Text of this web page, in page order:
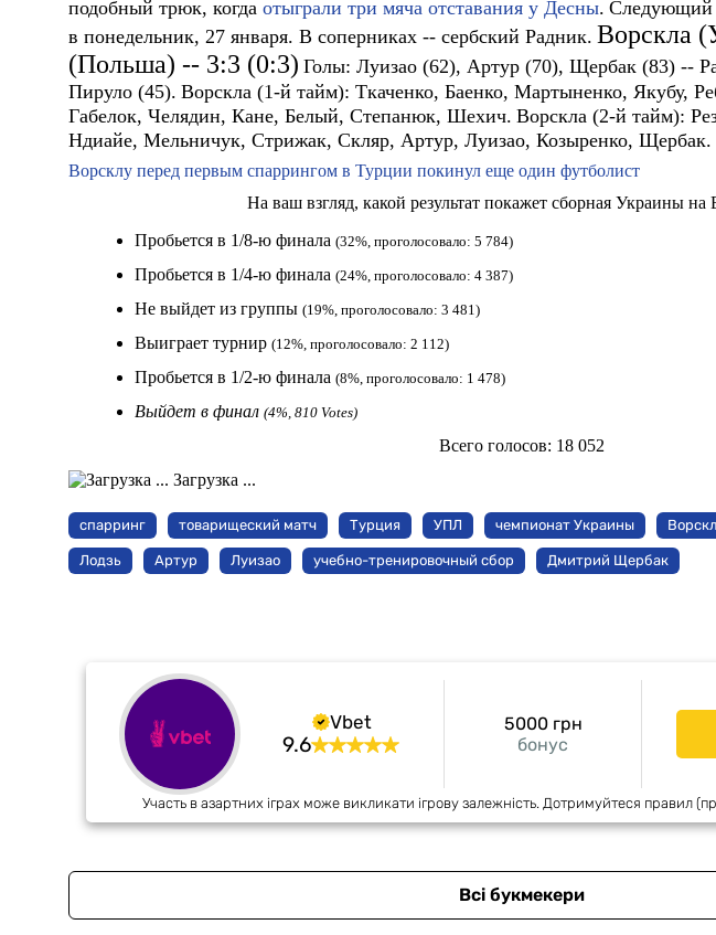
подобный трюк, когда отыграли три мяча отставания у Десны. Следующий
в понедельник, 27 января. В соперниках -- сербский Радник. Ворскла
(Польша) -- 3:3 (0:3) Голы: Луизао (62), Артур (70), Щербак (83) --
Пируло (45). Ворскла (1-й тайм): Ткаченко, Баенко, Мартыненко, Якубу,
Габелок, Челядин, Кане, Белый, Степанюк, Шехич. Ворскла (2-й тайм):
Ндиайе, Мельничук, Стрижак, Скляр, Артур, Луизао, Козыренко, Щербак.
Ворсклу перед первым спаррингом в Турции покинул еще один футболист
На ваш взгляд, какой результат покажет сборная Украины на
Пробьется в 1/8-ю финала (32%, проголосовало: 5 784)
Пробьется в 1/4-ю финала (24%, проголосовало: 4 387)
Не выйдет из группы (19%, проголосовало: 3 481)
Выиграет турнир (12%, проголосовало: 2 112)
Пробьется в 1/2-ю финала (8%, проголосовало: 1 478)
Выйдет в финал (4%, 810 Votes)
Всего голосов: 18 052
Загрузка ...
спарринг товарищеский матч Турция УПЛ чемпионат Украины
Лодзь Артур Луизао учебно-тренировочный сбор Дмитрий Щербак
Vbet
9.6 бонус
5000 грн
Участь в азартних іграх може викликати ігрову залежність. Дотримуйтеся правил
Всі букмекери